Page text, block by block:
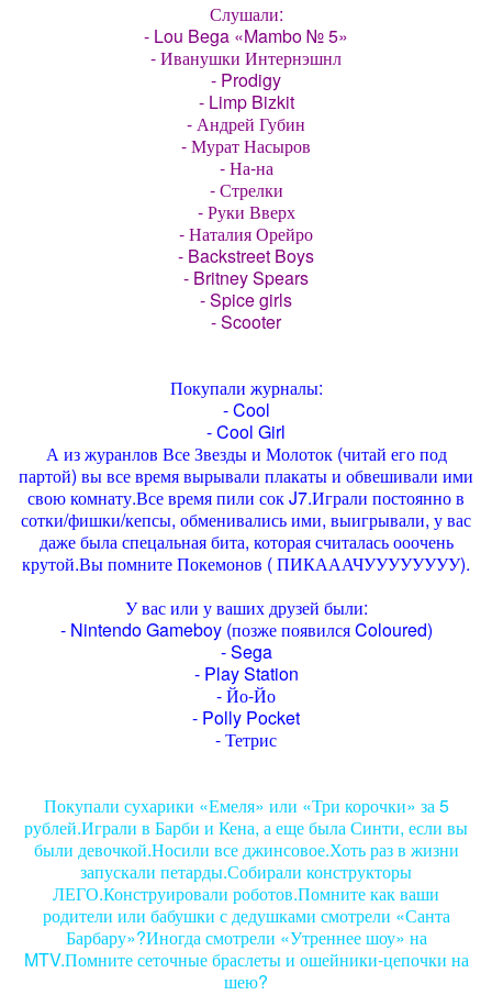
Слушали:
- Lou Bega «Mambo № 5»
- Иванушки Интернэшнл
- Prodigy
- Limp Bizkit
- Андрей Губин
- Мурат Насыров
- На-на
- Стрелки
- Руки Вверх
- Наталия Орейро
- Backstreet Boys
- Britney Spears
- Spice girls
- Scooter
Покупали журналы:
- Cool
- Cool Girl
А из журанлов Все Звезды и Молоток (читай его под
партой) вы все время вырывали плакаты и обвешивали ими
свою комнату.Все время пили сок J7.Играли постоянно в
сотки/фишки/кепсы, обменивались ими, выигрывали, у вас
даже была спецальная бита, которая считалась ооочень
крутой.Вы помните Покемонов ( ПИКАААЧУУУУУУУУ).
У вас или у ваших друзей были:
- Nintendo Gameboy (позже появился Coloured)
- Sega
- Play Station
- Йо-Йо
- Polly Pocket
- Тетрис
Покупали сухарики «Емеля» или «Три корочки» за 5
рублей.Играли в Барби и Кена, а еще была Синти, если вы
были девочкой.Носили все джинсовое.Хоть раз в жизни
запускали петарды.Собирали конструкторы
ЛЕГО.Конструировали роботов.Помните как ваши
родители или бабушки с дедушками смотрели «Санта
Барбару»?Иногда смотрели «Утреннее шоу» на
MTV.Помните сеточные браслеты и ошейники-цепочки на
шею?